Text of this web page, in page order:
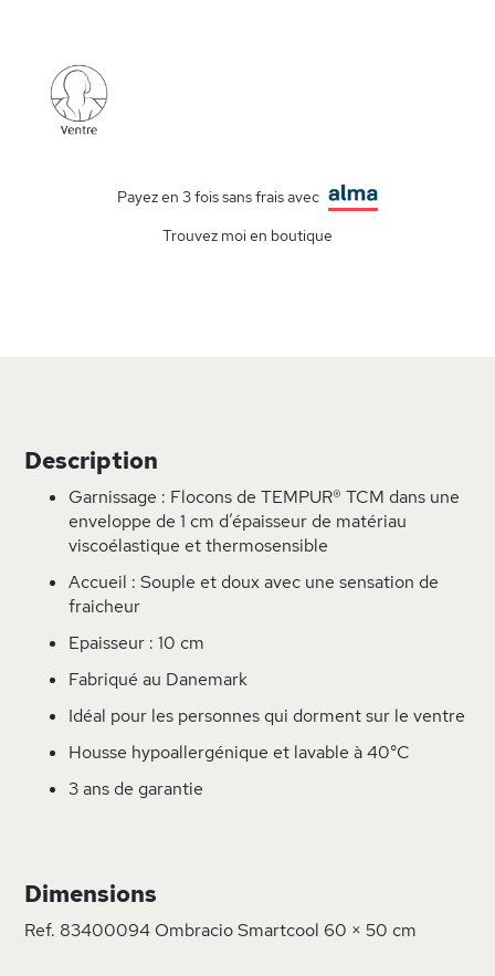
Payez en 3 fois sans frais avec
Trouvez moi en boutique
Description
Garnissage : Flocons de TEMPUR® TCM dans une
enveloppe de 1 cm d’épaisseur de matériau
viscoélastique et thermosensible
Accueil : Souple et doux avec une sensation de
fraicheur
Epaisseur : 10 cm
Fabriqué au Danemark
Idéal pour les personnes qui dorment sur le ventre
Housse hypoallergénique et lavable à 40°C
3 ans de garantie
Dimensions
Ref. 83400094 Ombracio Smartcool 60 × 50 cm